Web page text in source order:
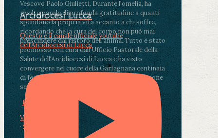
Vescovo Paolo Giulietti. Durante l'omelia, ha
rivolto parole di profonda gratitudine a quanti
spendono la propria vita accanto a chi soffre,
ricordando che la cura del corpo non può mai
prescindere dal ristoro dell'anima..Tutto è stato
promosso con cura dall'Ufficio Pastorale della
Salute dell'Arcidiocesi di Lucca e ha visto
convergere nel cuore della Garfagnana centinaia
di fedeli, operatori sanitari, volontari e persone
segnate dalla malattia.
Photo
View on Facebook
· Share
Arcidiocesi Lucca
Questo è il canale ufficiale youtube
dell'Arcidiocesi di Lucca